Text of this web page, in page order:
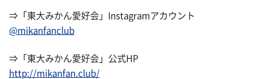
⇒「東大みかん愛好会」Instagramアカウント
@mikanfanclub
⇒「東大みかん愛好会」公式HP
http://mikanfan.club/